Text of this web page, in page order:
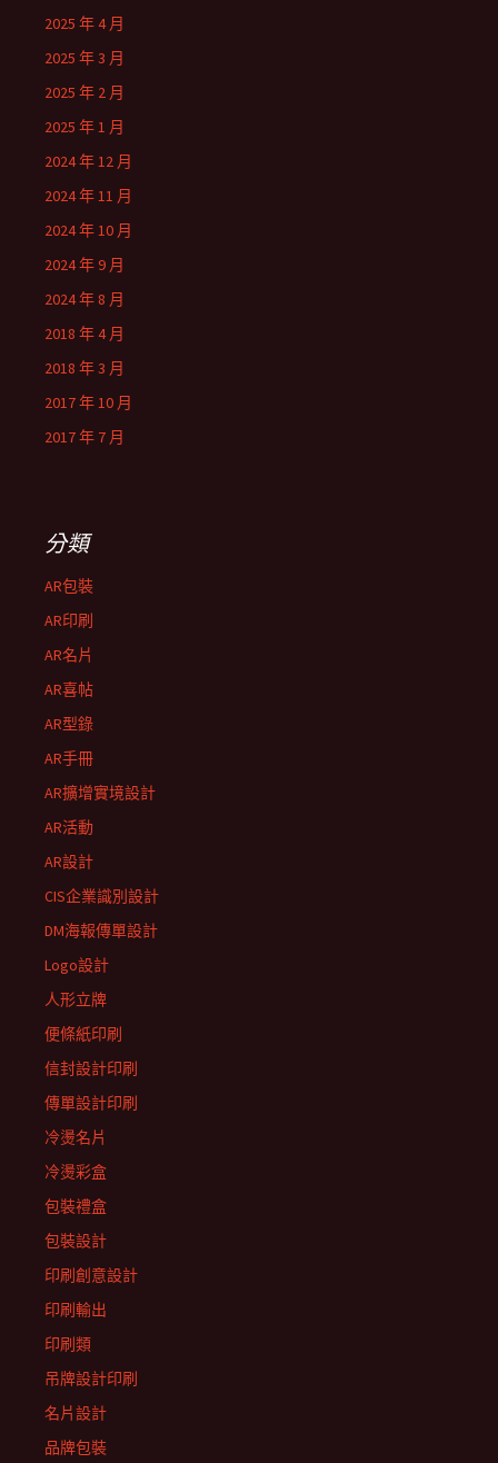
2025 年 4 月
2025 年 3 月
2025 年 2 月
2025 年 1 月
2024 年 12 月
2024 年 11 月
2024 年 10 月
2024 年 9 月
2024 年 8 月
2018 年 4 月
2018 年 3 月
2017 年 10 月
2017 年 7 月
分類
AR包裝
AR印刷
AR名片
AR喜帖
AR型錄
AR手冊
AR擴增實境設計
AR活動
AR設計
CIS企業識別設計
DM海報傳單設計
Logo設計
人形立牌
便條紙印刷
信封設計印刷
傳單設計印刷
冷燙名片
冷燙彩盒
包裝禮盒
包裝設計
印刷創意設計
印刷輸出
印刷類
吊牌設計印刷
名片設計
品牌包裝